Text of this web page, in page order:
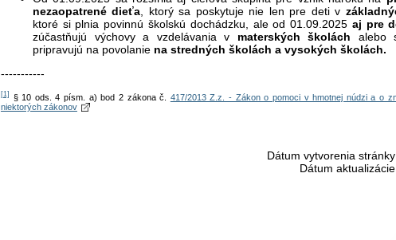
nezaopatrené dieťa , ktorý sa poskytuje nie len pre deti v
ktoré si plnia povinnú školskú dochádzku, ale od 01.09.2025 aj pre
zúčastňujú výchovy a vzdelávania v materských školách alebo
pripravujú na povolanie na stredných školách a vysokých školách.
-----------
[1] § 10 ods. 4 písm. a) bod 2 zákona č. 417/2013 Z.z. - Zákon o pomoci v hmotnej núdzi a o
niektorých zákonov
Dátum vytvorenia
Dátum